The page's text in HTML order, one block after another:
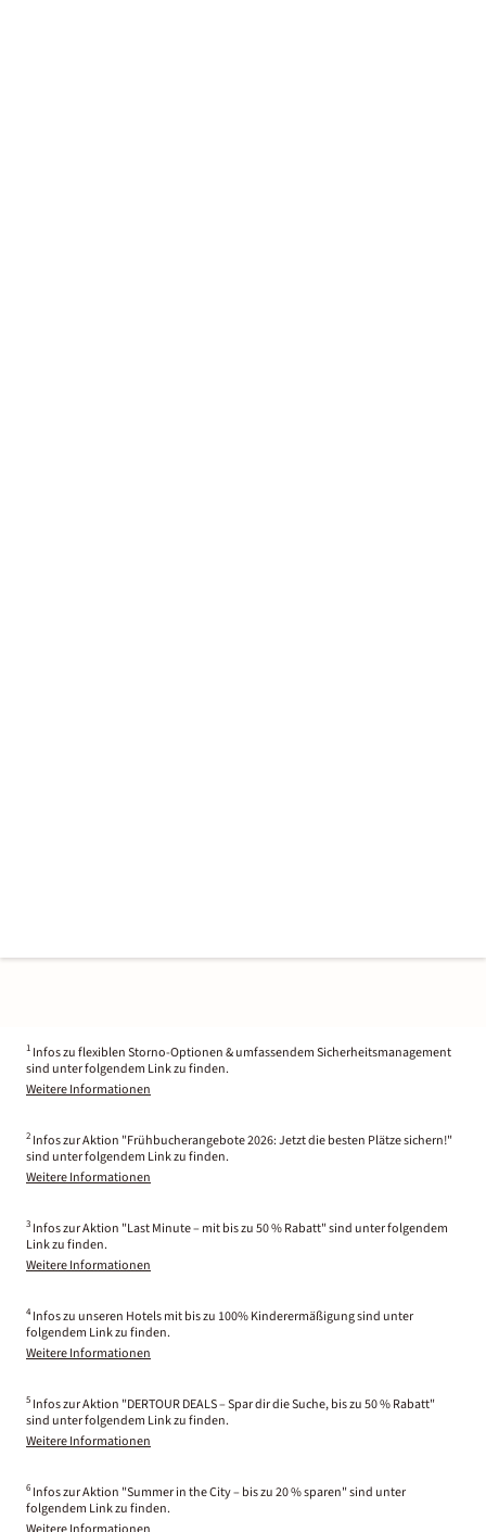
1 Infos zu flexiblen Storno-Optionen & umfassendem Sicherheitsmanagement
sind unter folgendem Link zu finden.
Weitere Informationen
2 Infos zur Aktion "Frühbucherangebote 2026: Jetzt die besten Plätze sichern!"
sind unter folgendem Link zu finden.
Weitere Informationen
3 Infos zur Aktion "Last Minute – mit bis zu 50 % Rabatt" sind unter folgendem
Link zu finden.
Weitere Informationen
4 Infos zu unseren Hotels mit bis zu 100% Kinderermäßigung sind unter
folgendem Link zu finden.
Weitere Informationen
5 Infos zur Aktion "DERTOUR DEALS – Spar dir die Suche, bis zu 50 % Rabatt"
sind unter folgendem Link zu finden.
Weitere Informationen
6 Infos zur Aktion "Summer in the City – bis zu 20 % sparen" sind unter
folgendem Link zu finden.